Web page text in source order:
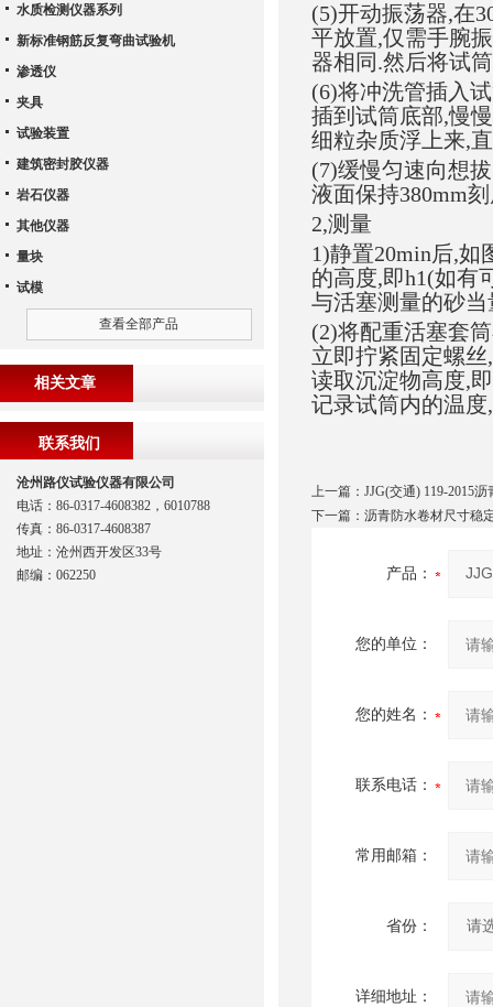
(5)开动振荡器,在
平放置,仅需手腕
器相同.然后将试
(6)将冲洗管插入
插到试筒底部,慢
细粒杂质浮上来,
(7)缓慢匀速向想
液面保持380mm
2,测量
1)静置20min后,如
的高度,即h1(如有
与活塞测量的砂
(2)将配重活塞套
立即拧紧固定螺
读取沉淀物高度,
记录试筒内的温
上一篇： JJG(交通) 119-2015
下一篇： 沥青防水卷材尺寸稳
产品：
您的单位：
您的姓名：
联系电话：
常用邮箱：
省份：
详细地址：
水质检测仪器系列
新标准钢筋反复弯曲试验机
渗透仪
夹具
试验装置
建筑密封胶仪器
岩石仪器
其他仪器
量块
试模
查看全部产品
相关文章
联系我们
沧州路仪试验仪器有限公司
电话：86-0317-4608382，6010788
传真：86-0317-4608387
地址：沧州西开发区33号
邮编：062250